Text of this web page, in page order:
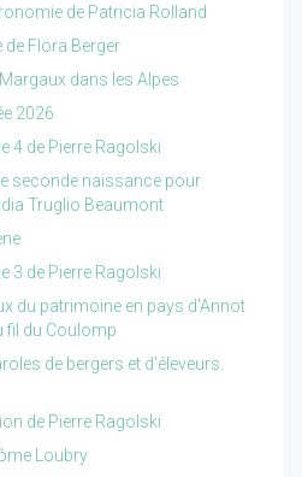
de Patricia Rolland
de Flora Berger
dans les Alpes
2026
4 de Pierre Ragolski
seconde naissance pour
Truglio Beaumont
3 de Pierre Ragolski
du patrimoine en pays d'Annot
fil du Coulomp
de bergers et d'éleveurs.
de Pierre Ragolski
Loubry